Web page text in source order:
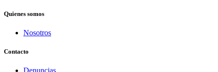
Quienes somos
Nosotros
Contacto
Denuncias